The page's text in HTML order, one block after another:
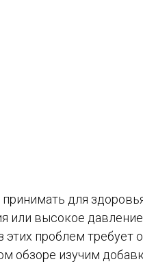
для
или высокое
проблем требует
обзоре изучим